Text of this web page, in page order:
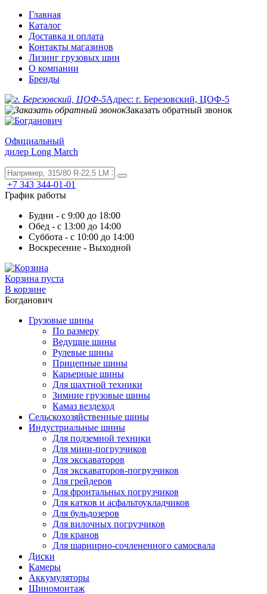
Главная
Каталог
Доставка и оплата
Контакты магазинов
Лизинг грузовых шин
О компании
Бренды
Адрес: г. Березовский, ЦОФ-5
Заказать обратный звонок
Официальный
дилер Long March
+7 343 344-01-01
График работы
Будни - с 9:00 до 18:00
Обед - с 13:00 до 14:00
Суббота - с 10:00 до 14:00
Воскресение - Выходной
Корзина пуста
В корзине
Богданович
Грузовые шины
По размеру
Ведущие шины
Рулевые шины
Прицепные шины
Карьерные шины
Для шахтной техники
Зимние грузовые шины
Камаз вездеход
Сельскохозяйственные шины
Индустриальные шины
Для подземной техники
Для мини-погрузчиков
Для экскаваторов
Для экскаваторов-погрузчиков
Для грейдеров
Для фронтальных погрузчиков
Для катков и асфальтоукладчиков
Для бульдозеров
Для вилочных погрузчиков
Для кранов
Для шарнирно-сочлененного самосвала
Диски
Камеры
Аккумуляторы
Шиномонтаж